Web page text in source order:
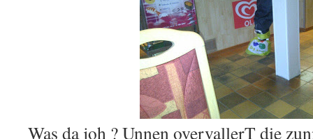
Was da joh ? Unnen overvallerT die